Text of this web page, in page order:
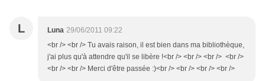
L Luna 29/06/2011 09:22
<br /> <br /> Tu avais raison, il est bien dans ma bibliothèque,
j'ai plus qu'à attendre qu'il se libère !<br /> <br /> <br /> <br />
<br /> <br /> Merci d'être passée :)<br /> <br /> <br /> <br />